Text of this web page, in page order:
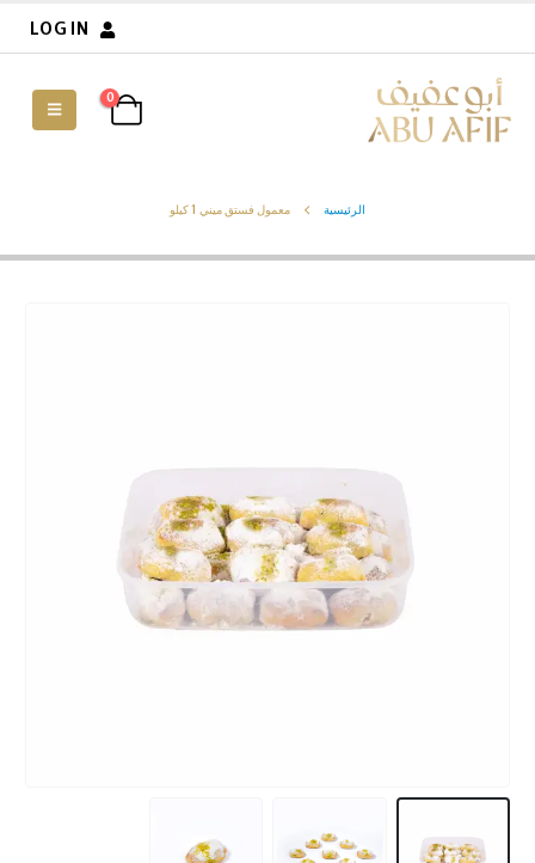
LOG IN
0
الرئيسية معمول فستق ميني 1 كيلو